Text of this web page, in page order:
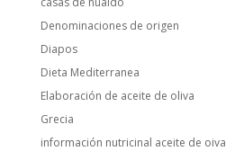
Denominaciones de origen
Diapos
Dieta Mediterranea
Elaboración de aceite de oliva
Grecia
información nutricinal aceite de oiva